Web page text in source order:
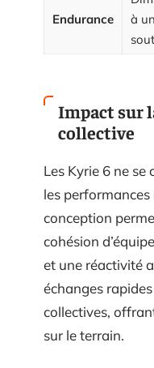
Endurance
à
Impact sur
collective
Les Kyrie 6 ne se
les
conception
cohésion
et une réactivité
échanges
collectives,
sur le terrain.